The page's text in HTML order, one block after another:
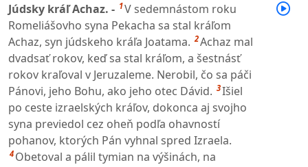
Júdsky kráľ Achaz. - 1V sedemnástom roku
Romeliášovho syna Pekacha sa stal kráľom
Achaz, syn júdskeho kráľa Joatama. 2Achaz mal
dvadsať rokov, keď sa stal kráľom, a šestnásť
rokov kraľoval v Jeruzaleme. Nerobil, čo sa páči
Pánovi, jeho Bohu, ako jeho otec Dávid. 3Išiel
po ceste izraelských kráľov, dokonca aj svojho
syna previedol cez oheň podľa ohavností
pohanov, ktorých Pán vyhnal spred Izraela.
4 Obetoval a pálil tymian na výšinách, na